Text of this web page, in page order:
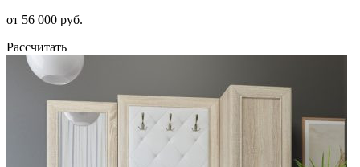
от 56 000 руб.
Рассчитать